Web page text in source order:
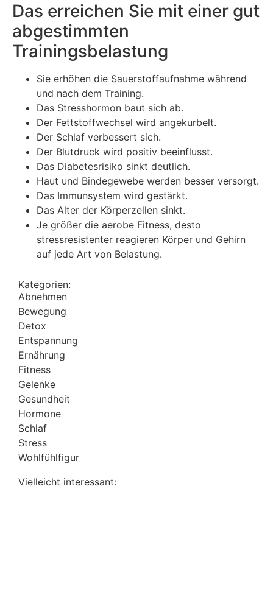
Das erreichen Sie mit einer gut
abgestimmten
Trainingsbelastung
Sie erhöhen die Sauerstoffaufnahme während
und nach dem Training.
Das Stresshormon baut sich ab.
Der Fettstoffwechsel wird angekurbelt.
Der Schlaf verbessert sich.
Der Blutdruck wird positiv beeinflusst.
Das Diabetesrisiko sinkt deutlich.
Haut und Bindegewebe werden besser versorgt.
Das Immunsystem wird gestärkt.
Das Alter der Körperzellen sinkt.
Je größer die aerobe Fitness, desto
stressresistenter reagieren Körper und Gehirn
auf jede Art von Belastung.
Kategorien:
Abnehmen
Bewegung
Detox
Entspannung
Ernährung
Fitness
Gelenke
Gesundheit
Hormone
Schlaf
Stress
Wohlfühlfigur
Vielleicht interessant: